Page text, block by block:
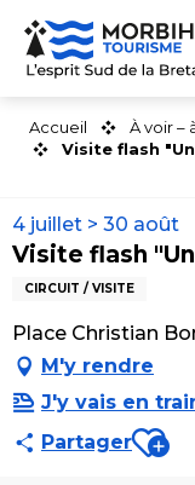
Aller
contenu
Accueil À voir –
Visite flash
4 juillet > 30 août
Visite flash
CIRCUIT / VISITE
Place Christian
M'y rendre
J'y vais en
Partager